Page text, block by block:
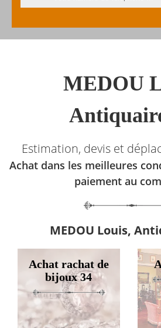
MEDOU
Estimation, devis et
Achat dans les meilleures
paiement au
MEDOU Louis,
Achat rachat de
bijoux 34